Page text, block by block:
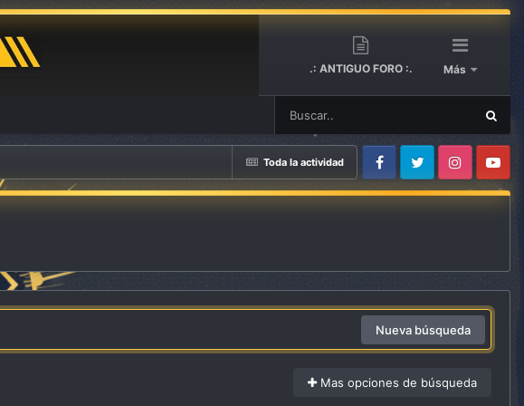
.: ANTIGUO FORO :. Más
Toda la actividad
FacebookTwitter InstagramYoutube
Nueva búsqueda
Mas opciones de búsqueda